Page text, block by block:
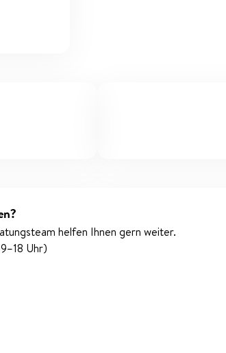
helfen Ihnen gern weiter.
Uhr)